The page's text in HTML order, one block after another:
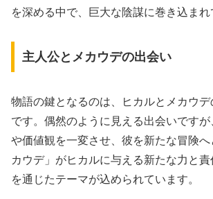
を深める中で、巨大な陰謀に巻き込まれ
主人公とメカウデの出会い
物語の鍵となるのは、ヒカルとメカウ
です。偶然のように見える出会いです
や価値観を一変させ、彼を新たな冒険へ
カウデ」がヒカルに与える新たな力と
を通じたテーマが込められています。